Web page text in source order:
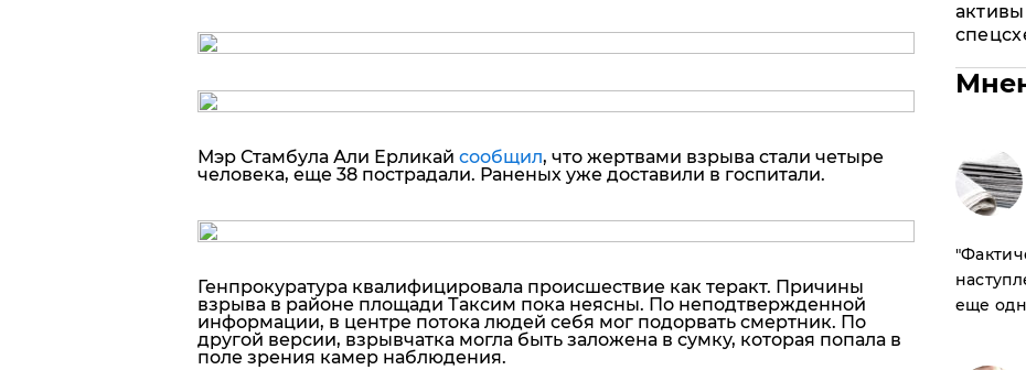
Мэр Стамбула Али Ерликай сообщил, что жертвами взрыва стали четыре
человека, еще 38 пострадали. Раненых уже доставили в госпитали.
Генпрокуратура квалифицировала происшествие как теракт. Причины
взрыва в районе площади Таксим пока неясны. По неподтвержденной
информации, в центре потока людей себя мог подорвать смертник. По
другой версии, взрывчатка могла быть заложена в сумку, которая попала в
поле зрения камер наблюдения.
еще